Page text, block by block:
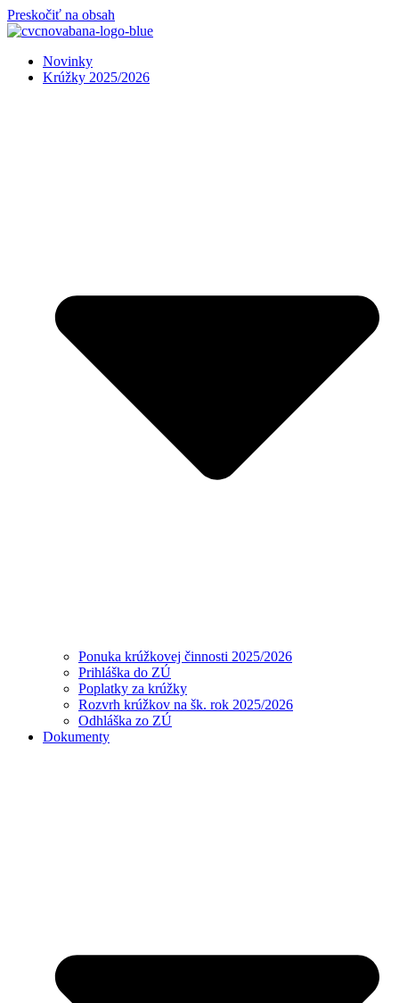
Preskočiť na obsah
Novinky
Krúžky 2025/2026
Ponuka krúžkovej činnosti 2025/2026
Prihláška do ZÚ
Poplatky za krúžky
Rozvrh krúžkov na šk. rok 2025/2026
Odhláška zo ZÚ
Dokumenty